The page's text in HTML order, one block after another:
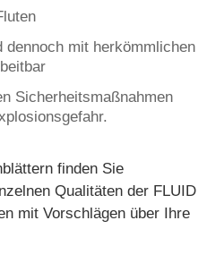
dennoch mit herkömmlichen
Sicherheitsmaßnahmen
finden Sie
Qualitäten der FLUID
mit Vorschlägen über Ihre